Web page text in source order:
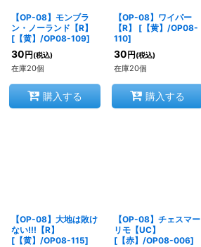
【OP-08】モンブラ
ン・ノーランド【R】
[ 【黄】/OP08-109]
30 円 (税込)
在庫20個
購入する
【OP-08】ワイパー
【R】
[【黄】/OP08-
110]
30 円 (税込)
在庫20個
購入する
【OP-08】大地は敗け
ない!!!【R】
[ 【黄】/OP08-115]
【OP-08】チェスマー
リモ【UC】
[【赤】/OP08-006]